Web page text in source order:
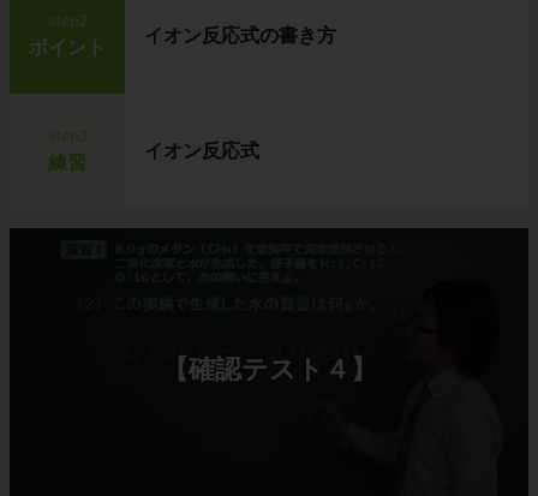
step2
ポイント
イオン反応式の書き方
練習
イオン反応式
【確認テスト４】